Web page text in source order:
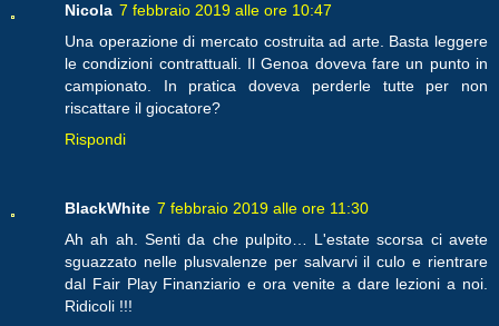
Nicola 7 febbraio 2019 alle ore 10:47
Una operazione di mercato costruita ad arte. Basta leggere
le condizioni contrattuali. Il Genoa doveva fare un punto in
campionato. In pratica doveva perderle tutte per non
riscattare il giocatore?
Rispondi
BlackWhite 7 febbraio 2019 alle ore 11:30
Ah ah ah. Senti da che pulpito… L'estate scorsa ci avete
sguazzato nelle plusvalenze per salvarvi il culo e rientrare
dal Fair Play Finanziario e ora venite a dare lezioni a noi.
Ridicoli !!!